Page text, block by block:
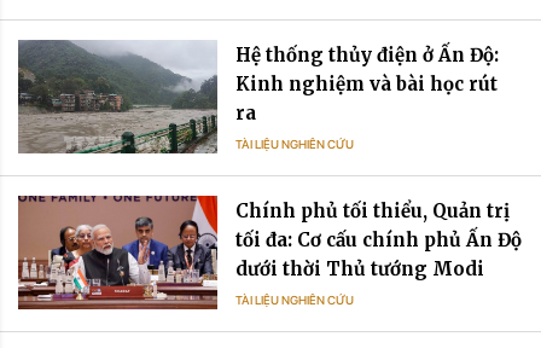
Hệ thống thủy điện ở Ấn Độ:
Kinh nghiệm và bài học rút
ra
TÀI LIỆU NGHIÊN CỨU
Chính phủ tối thiểu, Quản trị
tối đa: Cơ cấu chính phủ Ấn Độ
dưới thời Thủ tướng Modi
TÀI LIỆU NGHIÊN CỨU